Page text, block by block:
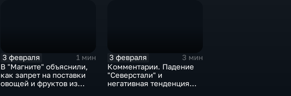
3 февраля
1 мин
В "Магните" объяснили,
как запрет на поставки
овощей и фруктов из
3 февраля
3 мин
Комментарии. Падение
"Северстали" и
негативная тенденция